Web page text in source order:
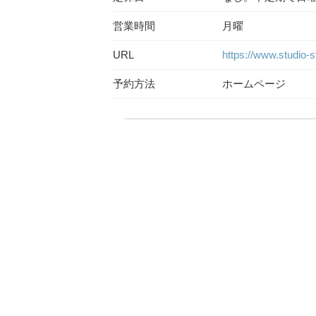
営業時間 月曜
URL https://www.studio-
予約方法 ホームページ